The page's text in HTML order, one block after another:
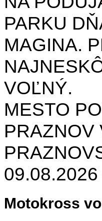
PARKU
MAGINA.
VOĽNÝ.
MESTO
PRAZNOV
Motokross